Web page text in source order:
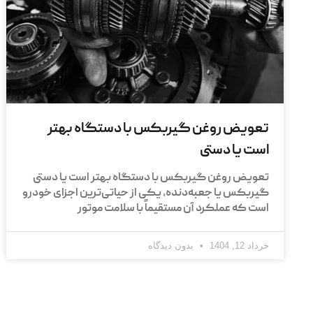
تعویض روغن گیربکس با دستگاه بهتر
است یا دستی
تعویض روغن گیربکس با دستگاه بهتر است یا دستی
گیربکس یا جعبه‌دنده، یکی از حیاتی‌ترین اجزای خودرو
است که عملکرد آن مستقیماً با سلامت موتور
خرداد 12, 1404 بدون دیدگاه